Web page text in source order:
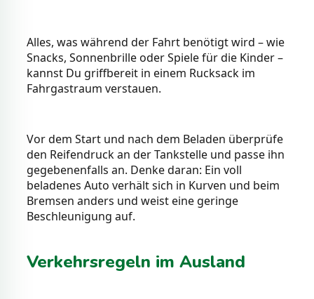
Alles, was während der Fahrt benötigt wird – wie
Snacks, Sonnenbrille oder Spiele für die Kinder –
kannst Du griffbereit in einem Rucksack im
Fahrgastraum verstauen.
Vor dem Start und nach dem Beladen überprüfe
den Reifendruck an der Tankstelle und passe ihn
gegebenenfalls an. Denke daran: Ein voll
beladenes Auto verhält sich in Kurven und beim
Bremsen anders und weist eine geringe
Beschleunigung auf.
Verkehrsregeln im Ausland